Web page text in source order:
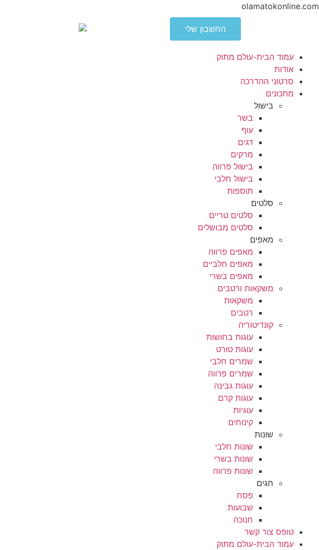
olamatokonline.com
החשבון שלי
עמוד הבית-עולם מתוק
אודות
סרטוני ההדרכה
מתכונים
בישול
בשר
עוף
דגים
מרקים
בישול פרווה
בישול חלבי
תוספות
סלטים
סלטים טריים
סלטים מבושלים
מאפים
מאפים פרווה
מאפים חלביים
מאפים בשרי
משקאות ורטבים
משקאות
רטבים
קונדיטוריה
עוגות בחושות
עוגות טורט
שמרים חלבי
שמרים פרווה
עוגות גבינה
עוגות קרם
עוגיות
קינוחים
שונות
שונות חלבי
שונות בשרי
שונות פרווה
חגים
פסח
שבועות
חנוכה
טופס צור קשר
עמוד הבית-עולם מתוק